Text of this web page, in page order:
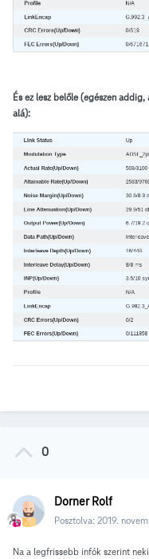
És ez lesz belőle (egészen
alá):
0
Dorner Rolf
Posztolva: 2019.
Na a legfrissebb infók szerint